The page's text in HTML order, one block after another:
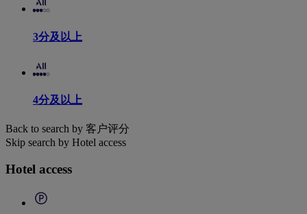
3分及以上
4分及以上
Back to search by 客户评分
Skip search by Hotel access
Hotel access